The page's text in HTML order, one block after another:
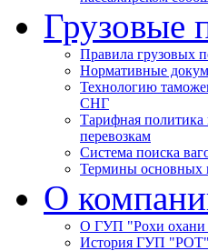
Грузовые
Правила грузовых
Нормативные
Технологию
СНГ
Тарифная политика
перевозкам
Система поиска
Термины основных
О
О ГУП "Рохи охани
История ГУП "РОТ"